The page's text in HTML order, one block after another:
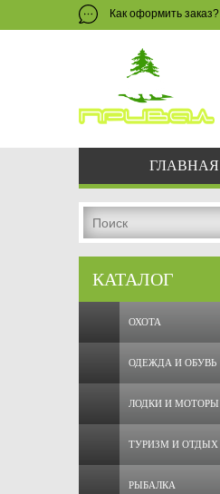
Как оформить заказ?
ГЛАВНАЯ
КАТАЛОГ
ОХОТА
ОДЕЖДА И ОБУВЬ
ЛОДКИ И МОТОРЫ
ТУРИЗМ И ОТДЫХ
РЫБАЛКА